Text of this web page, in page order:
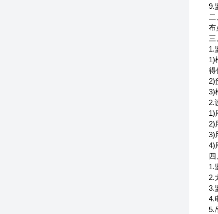
9.
布
三
1.
1)
得
2)
3)
2.
1)
2)
3)
4)
四
1.
2.
3.
4.
5.